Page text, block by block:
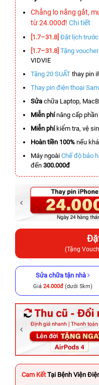
Chẳng lo nắng gắt,
từ 24.000đ! Chi tiết
[1.7–31.8] Đặt lịch trước
[1.7–31.8] Tặng voucher
VIDVIE
Tặng 20 SUẤT thay pin
Thay pin điện thoại
Sửa chữa Laptop,
Miễn phínâng cấp
Miễn phíkiểm tra, vệ
Hoàn tiền 100% nếu
Máy ngoài Chế độ bảo
đến 300.000đ
(Tặng
Sửa chữa tận nhà
Giá 24.000đ(dưới 5km)
Cam Kết Tại Bệnh Viện